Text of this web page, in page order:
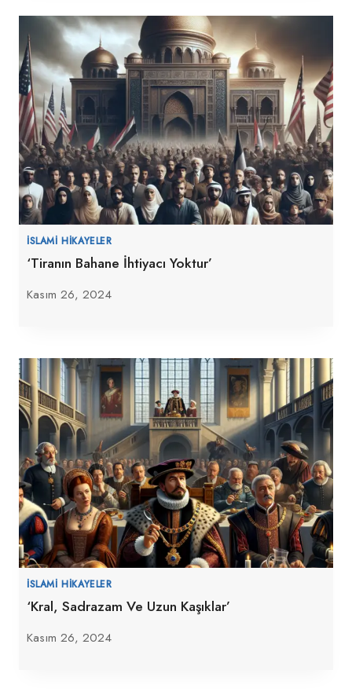
İSLAMI HIKAYELER
‘Tiranın Bahane İhtiyacı Yoktur’
Kasım 26, 2024
İSLAMI HIKAYELER
‘Kral, Sadrazam Ve Uzun Kaşıklar’
Kasım 26, 2024